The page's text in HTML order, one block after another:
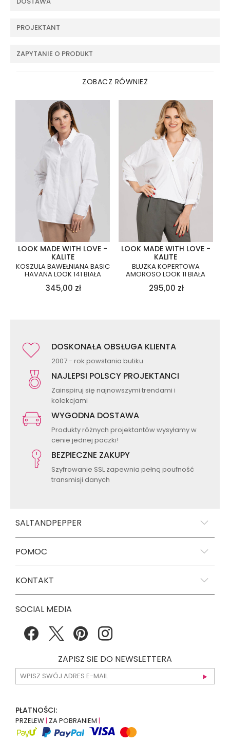
PROJEKTANT
ZAPYTANIE O PRODUKT
ZOBACZ RÓWNIEŻ
LOOK MADE WITH LOVE -
KALITE
KOSZULA BAWEŁNIANA BASIC
HAVANA LOOK 141 BIAŁA
345,00 zł
LOOK MADE WITH LOVE -
KALITE
BLUZKA KOPERTOWA
AMOROSO LOOK 11 BIAŁA
295,00 zł
DOSKONAŁA OBSŁUGA KLIENTA
2007 - rok powstania butiku
NAJLEPSI POLSCY PROJEKTANCI
Zainspiruj się najnowszymi trendami i
kolekcjami
WYGODNA DOSTAWA
Produkty różnych projektantów wysyłamy w
cenie jednej paczki!
BEZPIECZNE ZAKUPY
Szyfrowanie SSL zapewnia pełną poufność
transmisji danych
SALTANDPEPPER
POMOC
KONTAKT
SOCIAL MEDIA
ZAPISZ SIE DO NEWSLETTERA
PŁATNOŚCI:
PRZELEW | ZA POBRANIEM |